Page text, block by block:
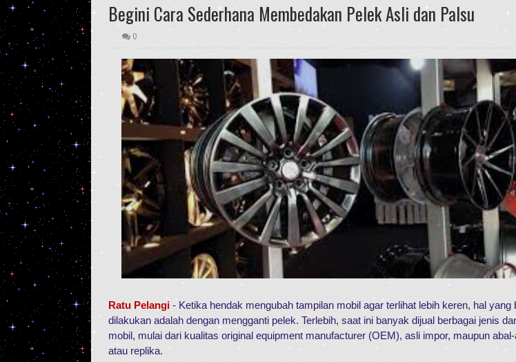
Begini Cara Sederhana Membedakan Pelek Asli dan Palsu
0
Ratu Pelangi - Ketika hendak mengubah tampilan mobil agar terlihat lebih keren, hal yang
dilakukan adalah dengan mengganti pelek. Terlebih, saat ini banyak dijual berbagai jenis
mobil, mulai dari kualitas original equipment manufacturer (OEM), asli impor, maupun
atau replika.